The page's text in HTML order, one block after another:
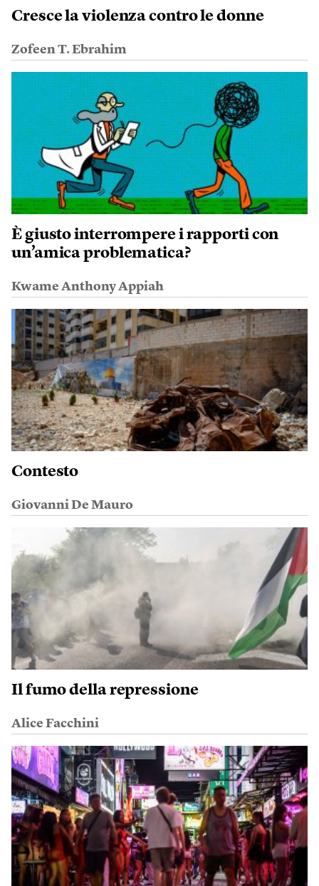
Cresce la violenza contro le donne
Zofeen T. Ebrahim
È giusto interrompere i rapporti con
un’amica problematica?
Kwame Anthony Appiah
Contesto
Giovanni De Mauro
Il fumo della repressione
Alice Facchini